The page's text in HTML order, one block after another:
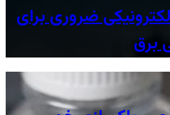
ضروری برای
برق